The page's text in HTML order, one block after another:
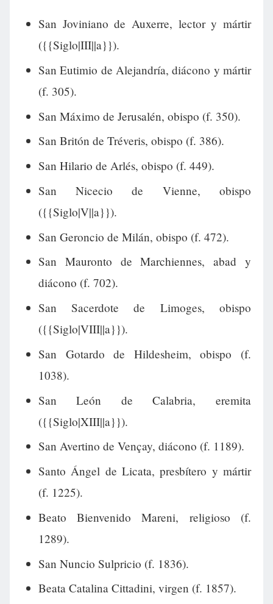
San Joviniano de Auxerre, lector y mártir
({{Siglo|III||a}}).
San Eutimio de Alejandría, diácono y mártir
(f. 305).
San Máximo de Jerusalén, obispo (f. 350).
San Britón de Tréveris, obispo (f. 386).
San Hilario de Arlés, obispo (f. 449).
San Nicecio de Vienne, obispo
({{Siglo|V||a}}).
San Geroncio de Milán, obispo (f. 472).
San Mauronto de Marchiennes, abad y
diácono (f. 702).
San Sacerdote de Limoges, obispo
({{Siglo|VIII||a}}).
San Gotardo de Hildesheim, obispo (f.
1038).
San León de Calabria, eremita
({{Siglo|XIII||a}}).
San Avertino de Vençay, diácono (f. 1189).
Santo Ángel de Licata, presbítero y mártir
(f. 1225).
Beato Bienvenido Mareni, religioso (f.
1289).
San Nuncio Sulpricio (f. 1836).
Beata Catalina Cittadini, virgen (f. 1857).